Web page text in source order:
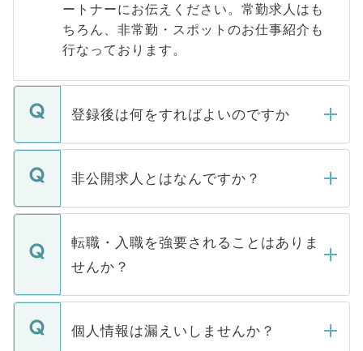
ートナーにお伝えください。常勤求人はも
ちろん、非常勤・スポットのお仕事紹介も
行なっております。
登録後は何をすればよいのですか
ご登録いただきましたら、弊社担当者がご
登録内容を確認し、その後メールもしくは
ます。通常、5営業日以内にはご連絡をせて
いただきますので、しばらくお待ちくださ
非公開求人とはなんですか？
マイナビDOCTORで取り扱っている求人の
うち約3割は、Webサイトからご覧いただ
けない「非公開求人」です。非公開求人は
下記の理由によって、一般には公開してい
ません。
■応募殺到を避けるため 人気のある医療機
転職・入職を強要されることはありま
せんか？
転職・入職を強要することは一切ありませ
ん。また、仮に応募先から内定をいただい
個人情報は漏えいしませんか？